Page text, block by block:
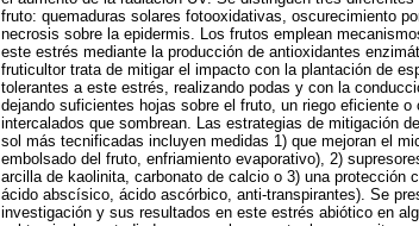
fruto: quemaduras solares fotooxidativas, oscurecimiento
necrosis sobre la epidermis. Los frutos emplean
este estrés mediante la producción de antioxidantes
fruticultor trata de mitigar el impacto con la plantación de
tolerantes a este estrés, realizando podas y con la
dejando suficientes hojas sobre el fruto, un riego eficiente
intercalados que sombrean. Las estrategias de mitigación
sol más tecnificadas incluyen medidas 1) que mejoran el
embolsado del fruto, enfriamiento evaporativo), 2)
arcilla de kaolinita, carbonato de calcio o 3) una protección
ácido abscísico, ácido ascórbico, anti-transpirantes). Se
investigación y sus resultados en este estrés abiótico en